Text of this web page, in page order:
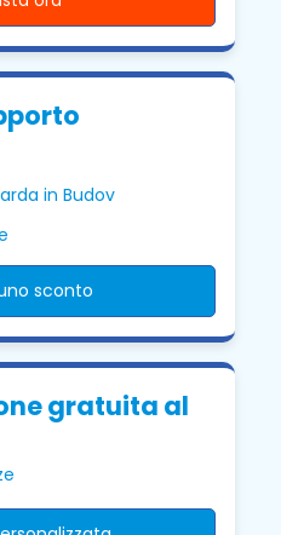
in Budov
sconto
gratuita al